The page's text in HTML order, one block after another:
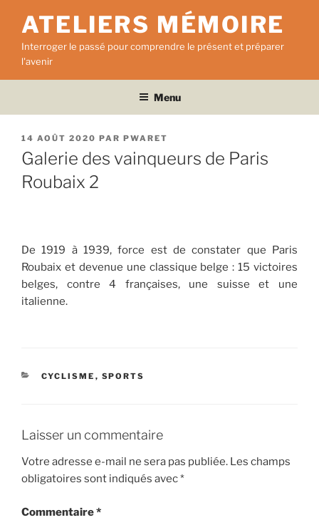
contenu
principal
ATELIERS MÉMOIRE
Interroger le passé pour comprendre le présent et préparer
l'avenir
Menu
PUBLIÉ
LE
14 AOÛT 2020 PAR PWARET
Galerie des vainqueurs de Paris
Roubaix 2
De 1919 à 1939, force est de constater que Paris
Roubaix et devenue une classique belge : 15 victoires
belges, contre 4 françaises, une suisse et une
italienne.
CATÉGORIES
CYCLISME , SPORTS
Laisser un commentaire
Votre adresse e-mail ne sera pas publiée. Les champs
obligatoires sont indiqués avec*
Commentaire*